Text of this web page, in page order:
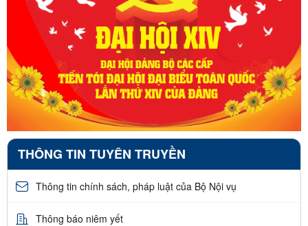
THÔNG TIN TUYÊN TRUYỀN
Thông tin chính sách, pháp luật của Bộ Nội vụ
Thông báo niêm yết